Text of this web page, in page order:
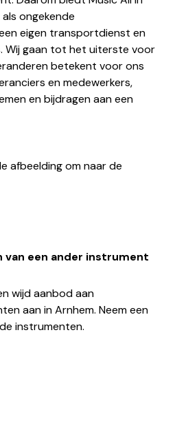
ongekende
eigen transportdienst en
Wij gaan tot het uiterste voor
betekent voor ons
en medewerkers,
en bijdragen aan een
afbeelding om naar de
van een ander instrument
wijd aanbod aan
aan in Arnhem. Neem een
instrumenten.